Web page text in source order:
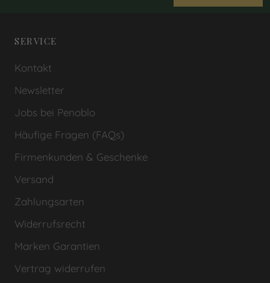
SERVICE
Kontakt
Newsletter
Jobs bei Penoblo
Häufige Fragen (FAQs)
Firmenkunden & Geschenke
Versand
Zahlungsarten
Widerrufsrecht
Marken Garantien
Vertrag widerrufen